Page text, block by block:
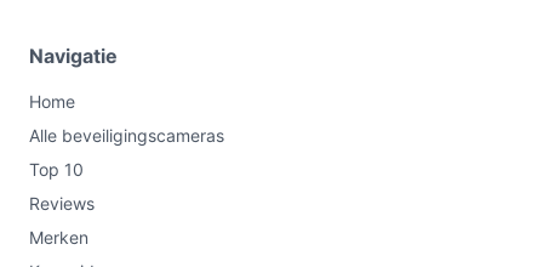
Navigatie
Home
Alle beveiligingscameras
Top 10
Reviews
Merken